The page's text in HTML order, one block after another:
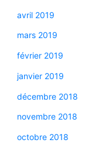
avril 2019
mars 2019
février 2019
janvier 2019
décembre 2018
novembre 2018
octobre 2018